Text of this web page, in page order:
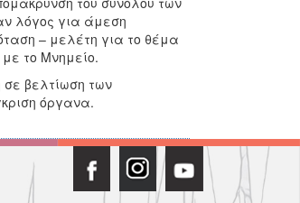
λόγος για άμεση
– μελέτη για το θέμα
με το Μνημείο.
σε βελτίωση των
όργανα.